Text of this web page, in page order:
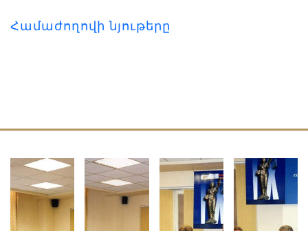
Համաժողովի նյութերը